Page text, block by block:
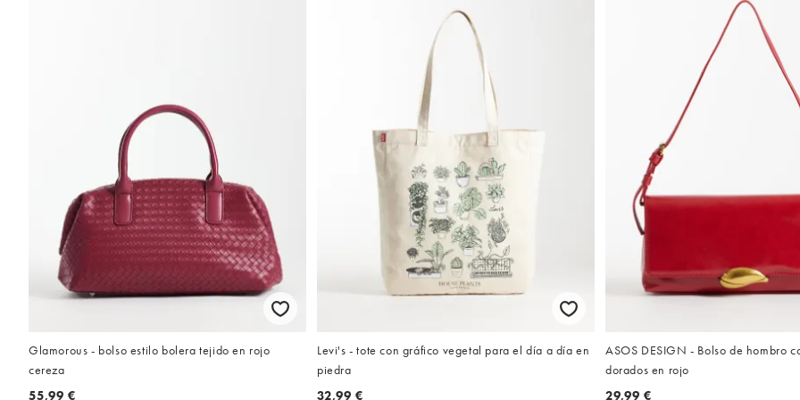
Glamorous - bolso estilo bolera tejido en rojo
cereza
55,99 €
Levi's - tote con gráfico vegetal para el día a día en
piedra
32,99 €
ASOS DESIGN - Bolso de hombro
dorados en rojo
29,99 €